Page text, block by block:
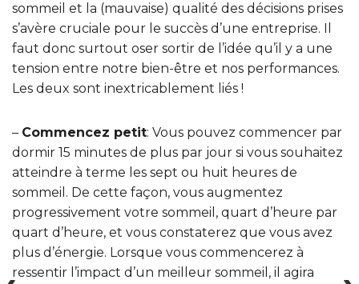
sommeil et la (mauvaise) qualité des décisions prises
s’avère cruciale pour le succès d’une entreprise. Il
faut donc surtout oser sortir de l’idée qu’il y a une
tension entre notre bien-être et nos performances.
Les deux sont inextricablement liés !
– Commencez petit: Vous pouvez commencer par
dormir 15 minutes de plus par jour si vous souhaitez
atteindre à terme les sept ou huit heures de
sommeil. De cette façon, vous augmentez
progressivement votre sommeil, quart d’heure par
quart d’heure, et vous constaterez que vous avez
plus d’énergie. Lorsque vous commencerez à
ressentir l’impact d’un meilleur sommeil, il agira